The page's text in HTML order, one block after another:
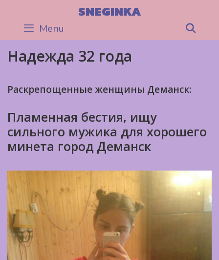
content
SNEGINKA
Menu
Надежда 32 года
Раскрепощенные женщины Деманск:
Пламенная бестия, ищу
сильного мужика для хорошего
минета город Деманск